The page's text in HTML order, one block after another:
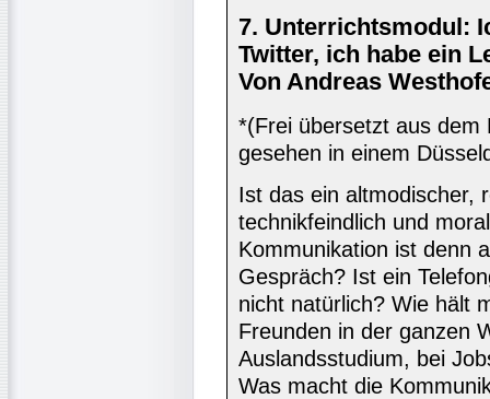
7. Unterrichtsmodul:
Twitter, ich habe ein
Von Andreas
*(Frei übersetzt aus dem
gesehen in einem
Ist das ein altmodischer,
technikfeindlich und
Kommunikation ist denn
Gespräch? Ist ein
nicht natürlich? Wie hält
Freunden in der ganzen
Auslandsstudium, bei
Was macht die